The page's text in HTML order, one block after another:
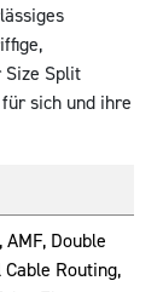
Size Split
sich und ihre
Double
Routing,